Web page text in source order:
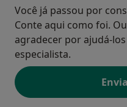
Você já passou por
Conte aqui como foi.
agradecer por ajudá-
especialista.